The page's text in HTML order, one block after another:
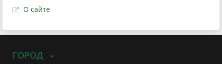
О сайте
ГОРОД